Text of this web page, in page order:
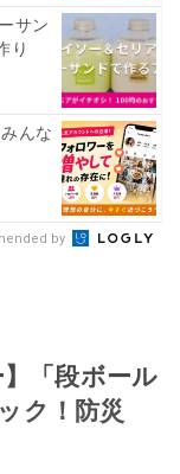
サン
り
んな
by
「段ボール
ク！防災